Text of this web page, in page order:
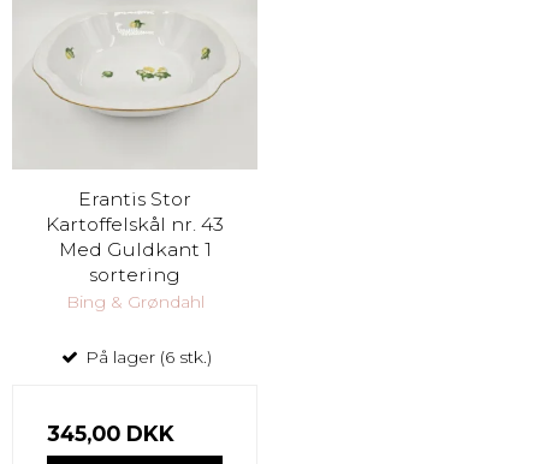
Erantis Stor
Kartoffelskål nr. 43
Med Guldkant 1
sortering
Bing & Grøndahl
På lager (6 stk.)
345,00 DKK